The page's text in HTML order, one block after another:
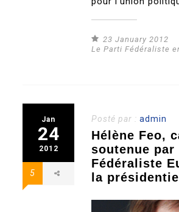
23 January 2012
Le Parti Fédéraliste
Jan
24
2012
5
Posté par :admin
Hélène Feo,
soutenue par
Fédéraliste
la